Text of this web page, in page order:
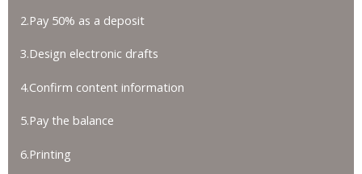
2.Pay 50% as a deposit
3.Design electronic drafts
4.Confirm content information
5.Pay the balance
6.Printing